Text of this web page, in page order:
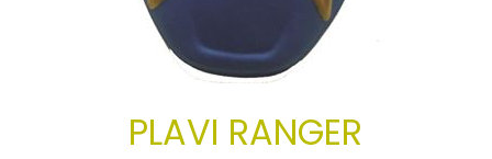
PLAVI RANGER